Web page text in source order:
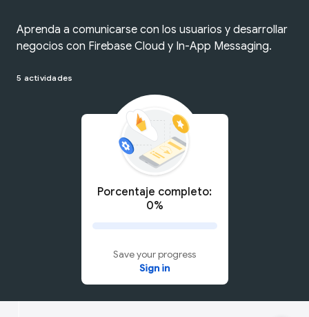
Aprenda a comunicarse con los usuarios y desarrollar
negocios con Firebase Cloud y In-App Messaging.
5 actividades
Porcentaje completo:
0%
Save your progress
Sign in